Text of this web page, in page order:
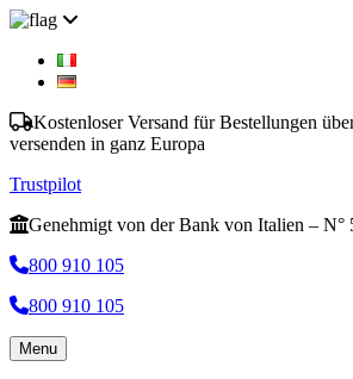
Kostenloser Versand für Bestellungen
versenden in ganz Europa
Trustpilot
Genehmigt von der Bank von Italien – N°
800 910 105
800 910 105
Menu